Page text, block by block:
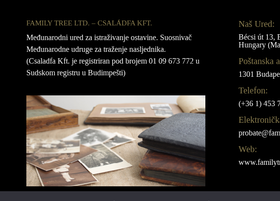
FAMILY TREE LTD. – CSALÁDFA KFT.
Međunarodni ured za istraživanje ostavine. Suosnivač
Međunarodne udruge za traženje nasljednika.
(Csaladfa Kft. je registriran pod brojem 01 09 673 772 u
Sudskom registru u Budimpešti)
Naš Ured:
Bécsi út 13,
Hungary
Poštanska
1301
Telefon:
(+36 1) 453
Web: